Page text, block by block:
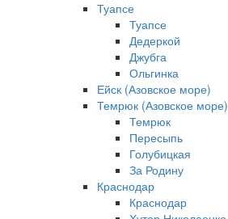
Туапсе
Туапсе
Дедеркой
Джубга
Ольгинка
Ейск (Азовское море)
Темрюк (Азовское море)
Темрюк
Пересыпь
Голубицкая
За Родину
Краснодар
Краснодар